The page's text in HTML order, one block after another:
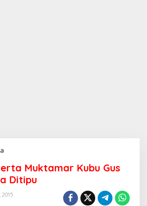
t
u
s
a
Muktamar Kubu Gus
Ditipu